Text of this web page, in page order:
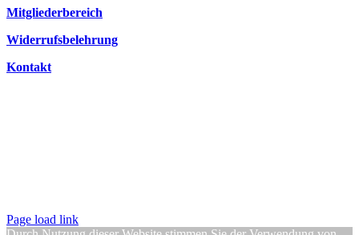
Mitgliederbereich
Widerrufsbelehrung
Kontakt
Page load link